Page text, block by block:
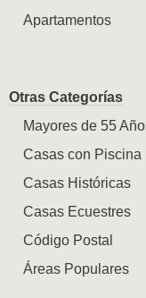
Apartamentos
Otras Categorías
Mayores de 55
Casas con Piscina
Casas Históricas
Casas Ecuestres
Código Postal
Áreas Populares